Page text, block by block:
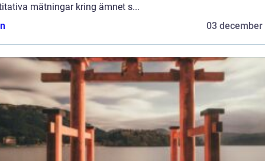
mätningar kring ämnet s...
03 december